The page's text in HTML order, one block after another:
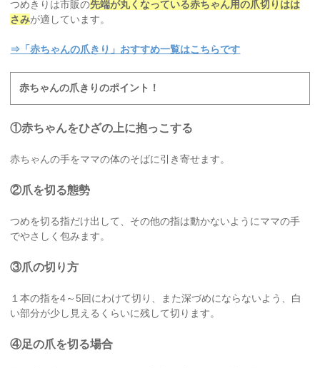
つめきりは市販の先端が丸くなっている赤ちゃん用の爪切りはは
さみが適しています。
⇒「赤ちゃんの爪きり」おすすめ一覧はこちらです
赤ちゃんの爪きりのポイント！
①赤ちゃんをひざの上に抱っこする
赤ちゃんの手をママの体のそばに引き寄せます。
②爪を切る態勢
つめを切る指だけ出して、その他の指は動かないようにママの手
でやさしく包みます。
③爪の切り方
１本の指を4～5回にわけて切り、また深づめにならないよう、白
い部分が少し見えるくらいに残して切ります。
④足の爪を切る場合